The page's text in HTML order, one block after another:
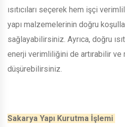
ısıtıcıları seçerek hem işçi
yapı malzemelerinin doğru
sağlayabilirsiniz. Ayrıca, doğru
enerji verimliliğini de artırabilir ve
düşürebilirsiniz.
Sakarya Yapı Kurutma İşlemi